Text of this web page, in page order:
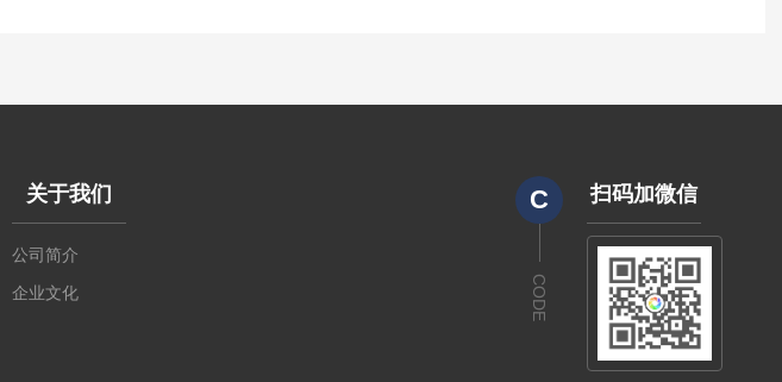
关于我们
公司简介
企业文化
C
CODE
扫码加微信